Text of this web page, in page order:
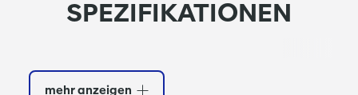
Eingebaute Kondensatwasserpumpe mit 55
Kondensatwasseranschluss
SPEZIFIKATIONEN
mehr anzeigen